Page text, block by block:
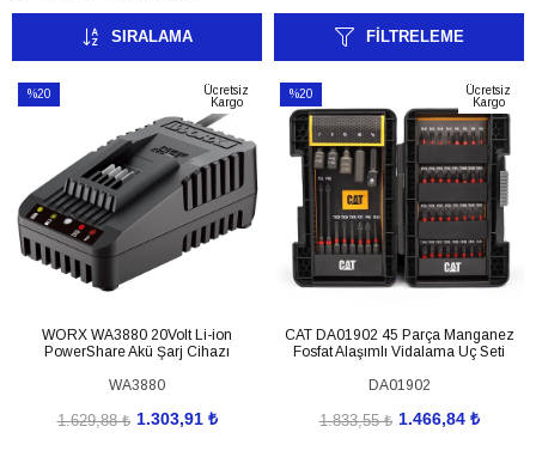
FILTRELEME
SIRALAMA
%20
Ücretsiz
Kargo
WORX WA3880 20Volt Li-ion
PowerShare Akü Şarj Cihazı
WA3880
1.303,91 ₺
1.629,88 ₺
%20
İndirim
%20İndirim
Ücretsiz
Kargo
CAT DA01902 45 Parça Manganez
Fosfat Alaşımlı Vidalama Uç Seti
DA01902
1.466,84 ₺
1.833,55 ₺